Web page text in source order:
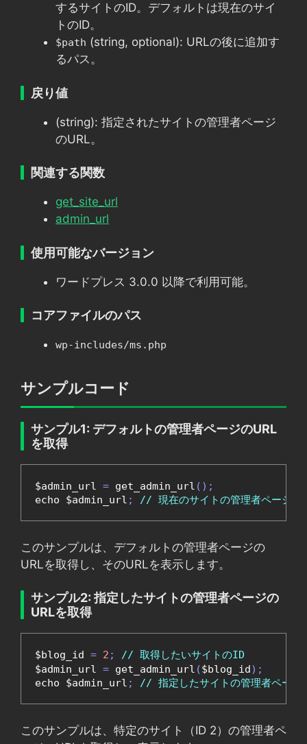
するサイトのID。デフォルトは現在のサイ
トのID。
$path (string, optional): URLの後に追加す
るパス。
戻り値
(string): 指定されたサイトの管理者ページ
のURL。
関連する関数
get_site_url
admin_url
使用可能なバージョン
ワードプレス 3.0.0 以降で利用可能。
コアファイルのパス
wp-includes/ms.php
サンプルコード
サンプル1: デフォルトの管理者ページのURL
を取得
$admin_url = get_admin_url ();
echo $admin_url ; // 現在のサイトの管理者ページ
このサンプルは、デフォルトの管理者ページの
URLを取得し、そのURLを表示します。
サンプル2: 指定したサイトの管理者ページの
URLを取得
$blog_id = 2 ;
// 取得したいサイトのID
$admin_url = get_admin_url ($blog_id);
echo $admin_url ; // 指定したサイトの管理者ページ
このサンプルは、特定のサイト（ID 2）の管理者ペ